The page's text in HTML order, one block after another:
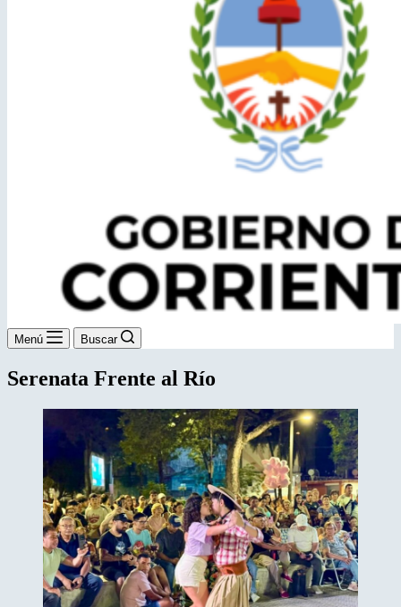
Menú Buscar
Serenata Frente al Río